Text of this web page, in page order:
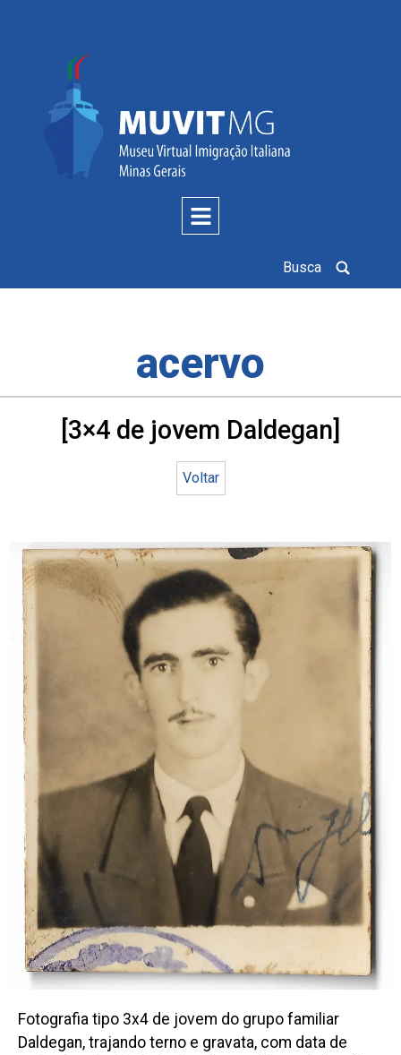
Busca
acervo
[3×4 de jovem Daldegan]
Voltar
Fotografia tipo 3x4 de jovem do grupo familiar
Daldegan, trajando terno e gravata, com data de